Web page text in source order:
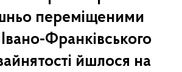
переміщеними
Франківського
йшлося на